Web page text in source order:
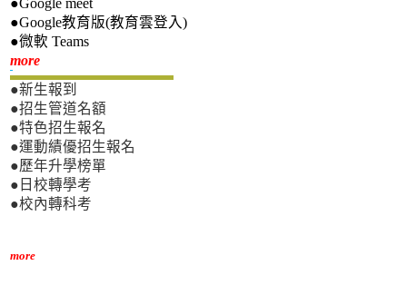
●Google meet
●Google教育版(教育雲登入)
●微軟 Teams
more新生專區
●新生報到
●招生管道名額
●特色招生報名
●運動績優招生報名
●歷年升學榜單
●日校轉學考
●校內轉科考
more